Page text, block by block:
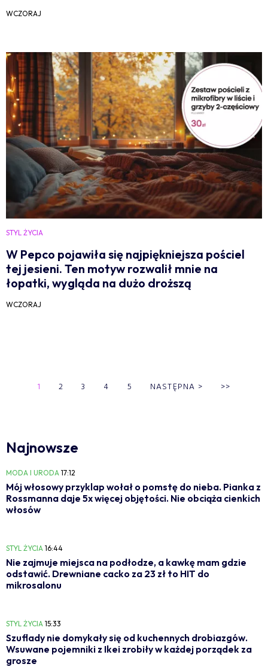
WCZORAJ
STYL ŻYCIA
W Pepco pojawiła się najpiękniejsza pościel
tej jesieni. Ten motyw rozwalił mnie na
łopatki, wygląda na dużo droższą
WCZORAJ
1 2 3 4 5 NASTĘPNA > >>
Najnowsze
MODA I URODA 17:12
Mój włosowy przyklap wołał o pomstę do nieba. Pianka z
Rossmanna daje 5x więcej objętości. Nie obciąża cienkich
włosów
STYL ŻYCIA 16:44
Nie zajmuje miejsca na podłodze, a kawkę mam gdzie
odstawić. Drewniane cacko za 23 zł to HIT do
mikrosalonu
STYL ŻYCIA 15:33
Szuflady nie domykały się od kuchennych drobiazgów.
Wsuwane pojemniki z Ikei zrobiły w każdej porządek za
grosze